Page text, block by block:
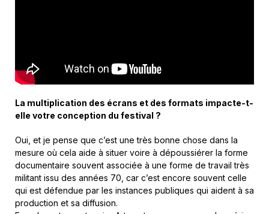
La multiplication des écrans et des formats impacte-t-
elle votre conception du festival ?
Oui, et je pense que c’est une très bonne chose dans la
mesure où cela aide à situer voire à dépoussiérer la forme
documentaire souvent associée à une forme de travail très
militant issu des années 70, car c’est encore souvent celle
qui est défendue par les instances publiques qui aident à sa
production et sa diffusion.